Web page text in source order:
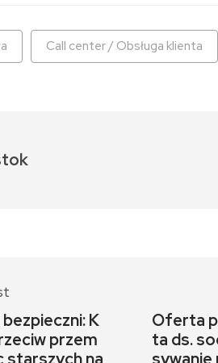
Call center / Obsługa klienta
K
przem
Oferta
ta ds.